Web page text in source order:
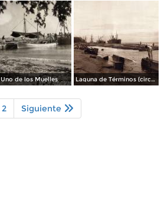
Uno de los Muelles Laguna de Términos (circa 1920)
2 Siguiente